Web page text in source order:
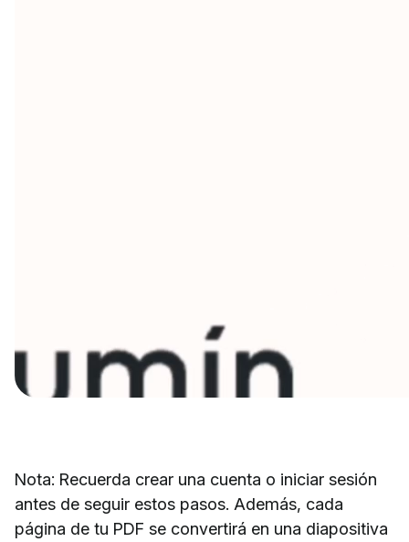
Nota: Recuerda crear una cuenta o iniciar sesión
antes de seguir estos pasos. Además, cada
página de tu PDF se convertirá en una diapositiva